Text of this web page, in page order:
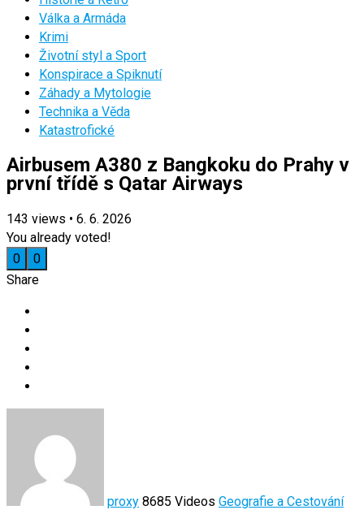
Válka a Armáda
Krimi
Životní styl a Sport
Konspirace a Spiknutí
Záhady a Mytologie
Technika a Věda
Katastrofické
Airbusem A380 z Bangkoku do Prahy v
první třídě s Qatar Airways
143 views • 6. 6. 2026
You already voted!
0
0
Share
proxy 8685 Videos Geografie a Cestování